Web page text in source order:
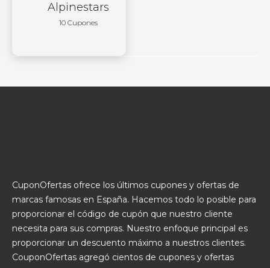
Alpinestars
10 Cupones
CuponOfertas ofrece los últimos cupones y ofertas de
marcas famosas en España. Hacemos todo lo posible para
proporcionar el código de cupón que nuestro cliente
necesita para sus compras. Nuestro enfoque principal es
proporcionar un descuento máximo a nuestros clientes.
CouponOfertas agregó cientos de cupones y ofertas